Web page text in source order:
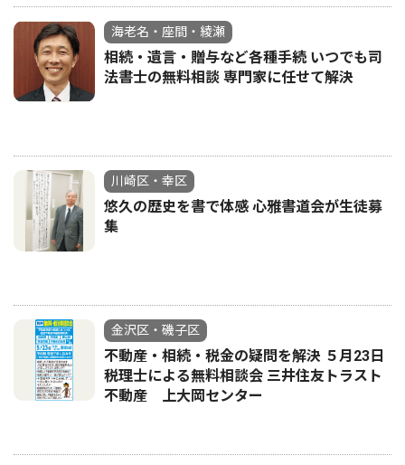
海老名・座間・綾瀬
相続・遺言・贈与など各種手続 いつでも司
法書士の無料相談 専門家に任せて解決
川崎区・幸区
悠久の歴史を書で体感 心雅書道会が生徒募
集
金沢区・磯子区
不動産・相続・税金の疑問を解決 ５月23日
税理士による無料相談会 三井住友トラスト
不動産 上大岡センター